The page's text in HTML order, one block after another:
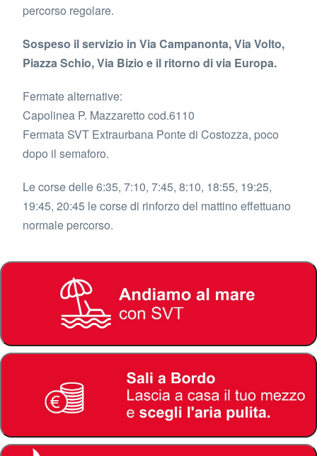
percorso regolare.
Sospeso il servizio in Via Campanonta, Via Volto,
Piazza Schio, Via Bizio e il ritorno di via Europa.
Fermate alternative:
Capolinea P. Mazzaretto cod.6110
Fermata SVT Extraurbana Ponte di Costozza, poco
dopo il semaforo.
Le corse delle 6:35, 7:10, 7:45, 8:10, 18:55, 19:25,
19:45, 20:45 le corse di rinforzo del mattino effettuano
normale percorso.